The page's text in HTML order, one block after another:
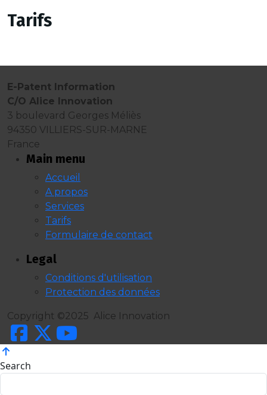
Tarifs
E-Patent Information
C/O Alice Innovation
3 boulevard Georges Méliès
94350 VILLIERS-SUR-MARNE
France
Main menu
Accueil
A propos
Services
Tarifs
Formulaire de contact
Legal
Conditions d'utilisation
Protection des données
Copyright ©2025 Alice Innovation
Search